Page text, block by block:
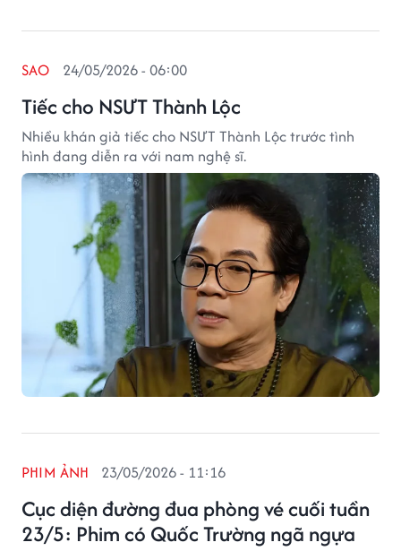
Tiếc cho NSƯT Thành Lộc
SAO 24/05/2026 - 06:00
Nhiều khán giả tiếc cho NSƯT Thành Lộc trước tình
hình đang diễn ra với nam nghệ sĩ.
Cục diện đường đua phòng vé cuối tuần
23/5: Phim có Quốc Trường ngã ngựa
PHIM ẢNH 23/05/2026 - 11:16